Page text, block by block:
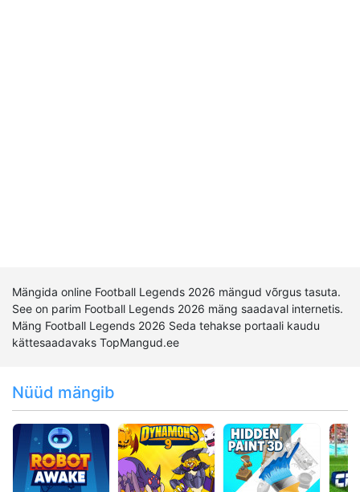
Mängida online Football Legends 2026 mängud võrgus tasuta.
See on parim Football Legends 2026 mäng saadaval internetis.
Mäng Football Legends 2026 Seda tehakse portaali kaudu
kättesaadavaks TopMangud.ee
Nüüd mängib